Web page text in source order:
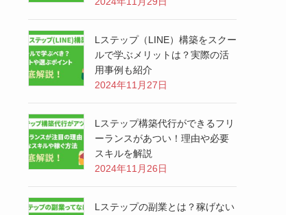
Lステップ（LINE）構築をスクー
ルで学ぶメリットは？実際の活
用事例も紹介
2024年11月27日
Lステップ構築代行ができるフリ
ーランスがあつい！理由や必要
スキルを解説
2024年11月26日
Lステップの副業とは？稼げない